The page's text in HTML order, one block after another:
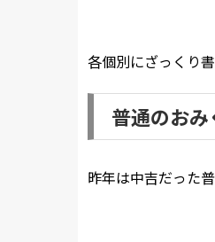
各個別にざっくり
普通のおみ
昨年は中吉だった